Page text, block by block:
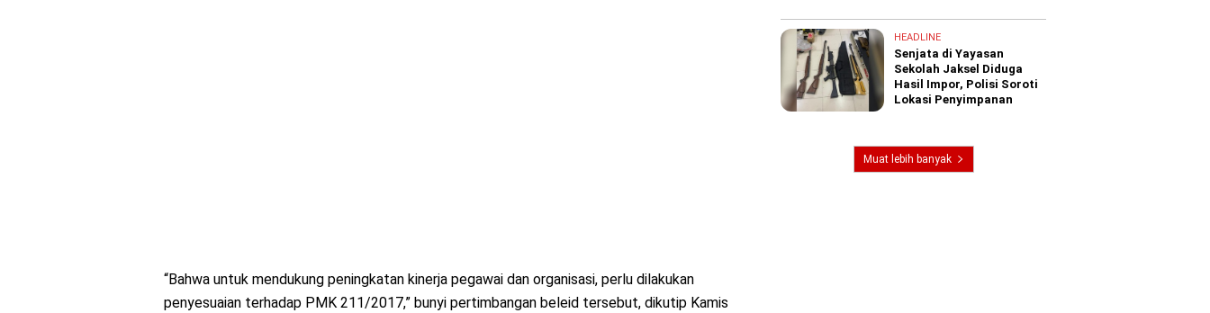
“Bahwa untuk mendukung peningkatan kinerja pegawai dan organisasi, perlu dilakukan
penyesuaian terhadap PMK 211/2017,” bunyi pertimbangan beleid tersebut, dikutip Kamis
HEADLINE
Senjata di Yayasan
Sekolah Jaksel Diduga
Hasil Impor, Polisi Soroti
Lokasi Penyimpanan
Muat lebih banyak